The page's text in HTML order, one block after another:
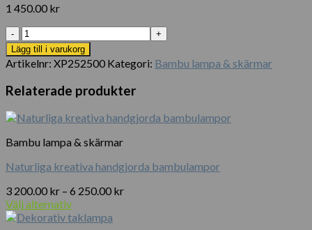
1 450.00 kr
Bohemisk
handvävd
lampskärm
i
bambu
mängd
Lägg till i varukorg
Artikelnr: XP252500 Kategori: Bambu lampa & skärmar
Relaterade produkter
Bambu lampa & skärmar
Naturliga kreativa handgjorda bambulampor
3 200.00 kr – 6 250.00 krPrisintervall:
Välj alternativ
Den